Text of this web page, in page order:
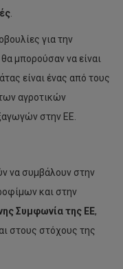
για την
μπορούσαν να είναι
είναι ένας από τους
αγροτικών
στην ΕΕ.
να συμβάλουν στην
και στην
Συμφωνία της ΕΕ,
στους στόχους της